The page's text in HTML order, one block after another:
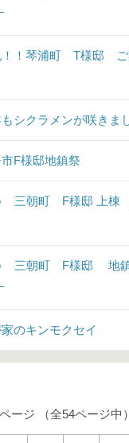
！琴浦町 T様邸 ご
シクラメンが咲きま
F様邸地鎮祭
三朝町 F様邸 上棟
三朝町 F様邸 地鎮
のキンモクセイ
ージ （全54ページ中）